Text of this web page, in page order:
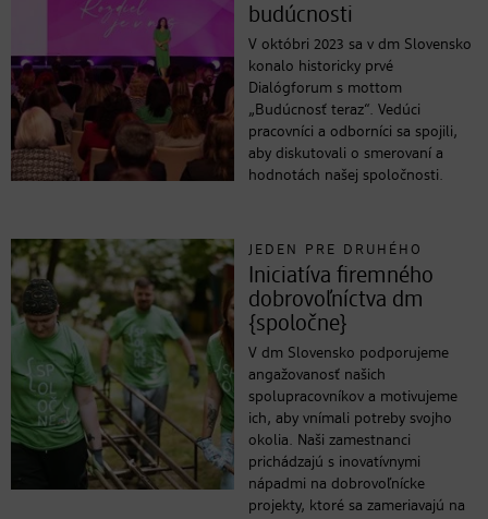
budúcnosti
V októbri 2023 sa v dm Slovensko
konalo historicky prvé
Dialógforum s mottom
„Budúcnosť teraz“. Vedúci
pracovníci a odborníci sa spojili,
aby diskutovali o smerovaní a
hodnotách našej spoločnosti.
JEDEN PRE DRUHÉHO
Iniciatíva firemného
dobrovoľníctva dm
{spoločne}
V dm Slovensko podporujeme
angažovanosť našich
spolupracovníkov a motivujeme
ich, aby vnímali potreby svojho
okolia. Naši zamestnanci
prichádzajú s inovatívnymi
nápadmi na dobrovoľnícke
projekty, ktoré sa zameriavajú na